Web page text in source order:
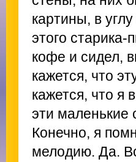
картины, в
этого
кофе и сидел,
кажется, что
кажется, что я
эти маленькие
Конечно, я
мелодию. Да.